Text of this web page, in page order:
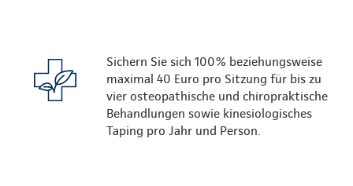
Sichern Sie sich 100% beziehungsweise
maximal 40 Euro pro Sitzung für bis zu
vier osteopathische und chiropraktische
Behandlungen sowie kinesiologisches
Taping pro Jahr und Person.